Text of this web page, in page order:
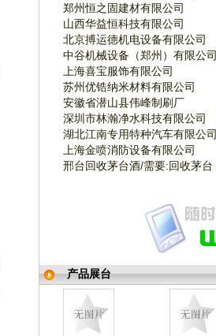
郑州恒之固建材有限公司
山西华益恒科技有限公司
北京搏运德机电设备有限公司
中谷机械设备（郑州）有限公
上海喜宝服饰有限公司
苏州优锆纳米材料有限公司
安徽省潜山县伟峰制刷厂
深圳市林瀚净水科技有限公司
湖北江南专用特种汽车有限公
上海金喷消防设备有限公司
邢台回收茅台酒/需要:回收茅台
产品展台